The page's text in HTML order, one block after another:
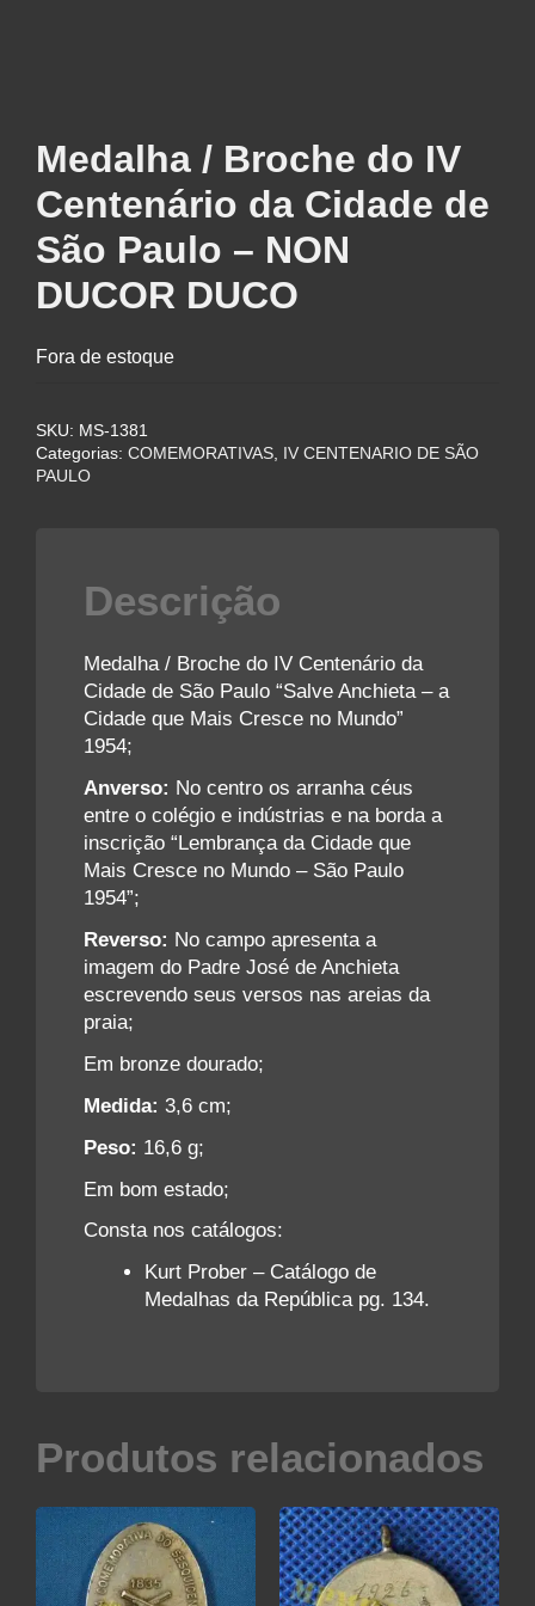
Medalha / Broche do IV
Centenário da Cidade de
São Paulo – NON
DUCOR DUCO
Fora de estoque
SKU: MS-1381
Categorias: COMEMORATIVAS, IV CENTENARIO DE SÃO
PAULO
Descrição
Medalha / Broche do IV Centenário da
Cidade de São Paulo “Salve Anchieta – a
Cidade que Mais Cresce no Mundo”
1954;
Anverso: No centro os arranha céus
entre o colégio e indústrias e na borda a
inscrição “Lembrança da Cidade que
Mais Cresce no Mundo – São Paulo
1954”;
Reverso: No campo apresenta a
imagem do Padre José de Anchieta
escrevendo seus versos nas areias da
praia;
Em bronze dourado;
Medida: 3,6 cm;
Peso: 16,6 g;
Em bom estado;
Consta nos catálogos:
Kurt Prober – Catálogo de
Medalhas da República pg. 134.
Produtos relacionados